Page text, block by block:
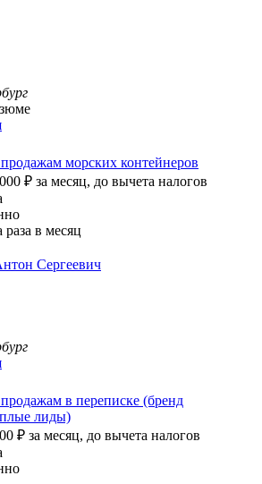
морских контейнеров
₽ за месяц, до вычета налогов
в месяц
Сергеевич
в переписке (бренд
лиды)
₽ за месяц, до вычета налогов